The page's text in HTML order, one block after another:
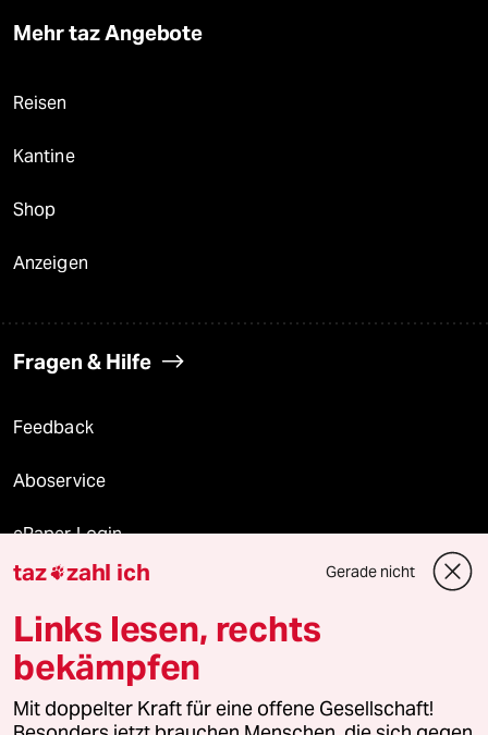
Mehr taz Angebote
Reisen
Kantine
Shop
Anzeigen
Fragen & Hilfe
Feedback
Aboservice
ePaper Login
Downloads für Abonnierende
© 2026 taz Verlags und Vertriebs GmbH
Alle Rechte vorbehalten. Bei rechtlichen Fragen oder für Genehmigungen
wenden Sie sich bitte an
lizenzen@taz.de
taz zahl ich Gerade nicht
Links lesen, rechts
bekämpfen
Mit doppelter Kraft für eine offene Gesellschaft!